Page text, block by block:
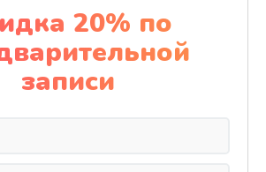
материнской платы
1100 руб.
Заказать
20% по
записи